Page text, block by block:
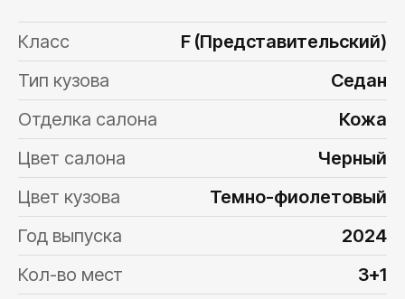
Класс
F (Представительский)
Тип кузова
Седан
Отделка салона
Кожа
Цвет салона
Черный
Цвет кузова
Темно-фиолетовый
Год выпуска
2024
Кол-во мест
3+1